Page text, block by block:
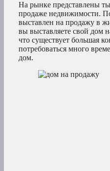
На рынке представлены
продаже недвижимости.
выставлен на продажу в
вы выставляете свой дом
что существует большая
потребоваться много
дом.